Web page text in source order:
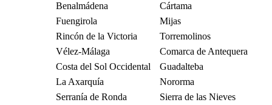
Benalmádena
Cártama
Fuengirola
Mijas
Rincón de la Victoria
Torremolinos
Vélez-Málaga
Comarca de Antequera
Costa del Sol Occidental
Guadalteba
La Axarquía
Nororma
Serranía de Ronda
Sierra de las Nieves